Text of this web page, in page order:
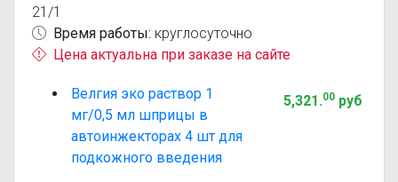
21/1
Время работы: круглосуточно
Цена актуальна при заказе на сайте
Велгия эко раствор 1
мг/0,5 мл шприцы в
автоинжекторах 4 шт для
подкожного введения
5,321.00руб